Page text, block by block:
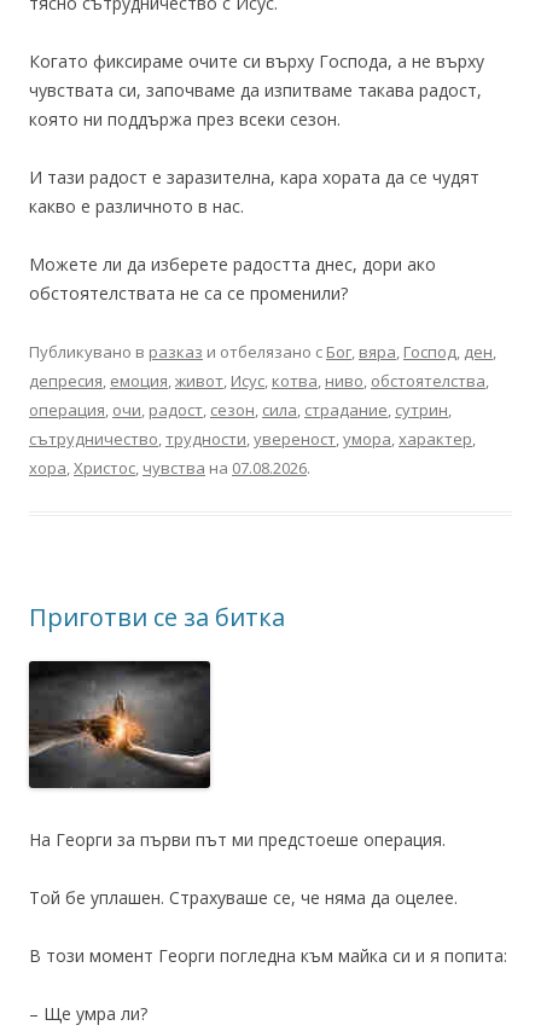
Когато фиксираме очите си върху Господа, а не върху
чувствата си, започваме да изпитваме такава радост,
която ни поддържа през всеки сезон.
И тази радост е заразителна, кара хората да се чудят
какво е различното в нас.
Можете ли да изберете радостта днес, дори ако
обстоятелствата не са се променили?
Публикувано в разказ и отбелязано с Бог, вяра, Господ, ден,
депресия, емоция,живот, Исус, котва, ниво, обстоятелства,
операция, очи, радост, сезон, сила, страдание, сутрин,
сътрудничество,трудности,увереност,умора,характер,
хора,Христос, чувства на 07.08.2026.
Приготви се за битка
На Георги за първи път ми предстоеше операция.
Той бе уплашен. Страхуваше се, че няма да оцелее.
В този момент Георги погледна към майка си и я попита:
– Ще умра ли?